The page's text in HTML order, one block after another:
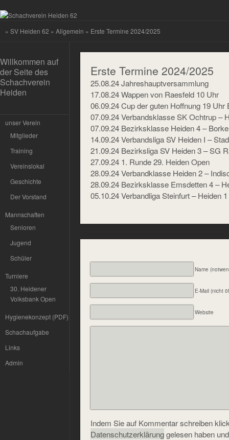
» SV Heiden 62 » Allgemein » Erste Termine 2024/2025
Willkommen auf
der Seite des
Schachverein
Heiden
unser Verein
Mitglieder
Training
Vereinslokal
Geschichte
Der Vorstand
Mannschaften
Senioren
Jugend
Schüler
Turniere
30. Heidener
Volksbank Open
Hygienekonzept (PDF)
Schachaufgabe
Links
Admin
Erste Termine 2024/2025
25.08.24 Jahreshauptversammlung
17.08.24 Wappen von Raesfeld 10 Uhr
06.09.24 Cup der guten Hoffnung 19
07.09.24 Verbandsklasse SK Ochtrup –
07.09.24 Bezirksklasse Heiden 4 –
14.09.24 Verbandsliga SV Heiden I –
21.09.24 Bezirksliga SV Heiden 3 – SG
27.09.24 1. Runde 29. Heiden Open
28.09.24 Verbandklasse Heiden 2 –
28.09.24 Bezirksklasse Emsdetten 4 –
05.10.24 Verbandliga Steinfurt – Heiden 1
Name
E-Mail (nicht
Website
Indem Sie auf Kommentar schreiben
Datenschutzerklärunggelesen haben